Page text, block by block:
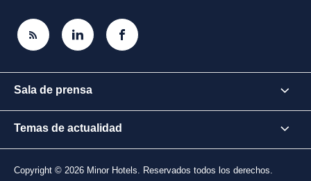
Sala de prensa
Temas de actualidad
Copyright © 2026 Minor Hotels. Reservados todos los derechos.